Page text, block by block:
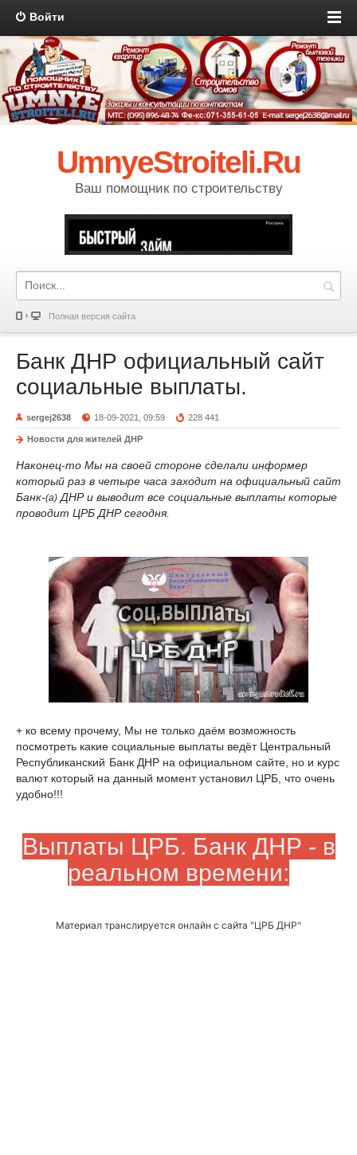
Войти
UmnyeStroiteli.Ru
Ваш помощник по строительству
Полная версия сайта
Банк ДНР официальный сайт
социальные выплаты.
sergej2638 18-09-2021, 09:59 228 441
Новости для жителей ДНР
Наконец-то Мы на своей стороне сделали информер
который раз в четыре часа заходит на официальный сайт
Банк-(а) ДНР и выводит все социальные выплаты которые
проводит ЦРБ ДНР сегодня.
+ ко всему прочему, Мы не только даём возможность
посмотреть какие социальные выплаты ведёт Центральный
Республиканский Банк ДНР на официальном сайте, но и курс
валют который на данный момент установил ЦРБ, что очень
удобно!!!
Выплаты ЦРБ. Банк ДНР - в
реальном времени:
Материал транслируется онлайн с сайта "ЦРБ ДНР"